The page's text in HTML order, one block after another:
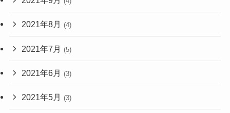
2021年8月 (4)
2021年7月 (5)
2021年6月 (3)
2021年5月 (3)